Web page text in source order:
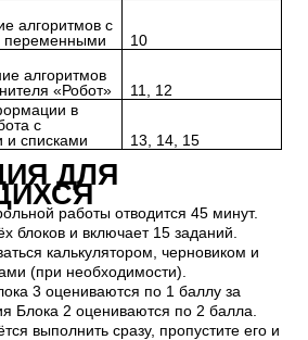
алгоритмов с
переменными
10
алгоритмов
«Робот»
11, 12
в
с
и списками
13, 14, 15
ДЛЯ
работы отводится 45 минут.
блоков и включает 15 заданий.
калькулятором, черновиком и
(при необходимости).
3 оцениваются по 1 баллу за
Блока 2 оцениваются по 2 балла.
выполнить сразу, пропустите его и